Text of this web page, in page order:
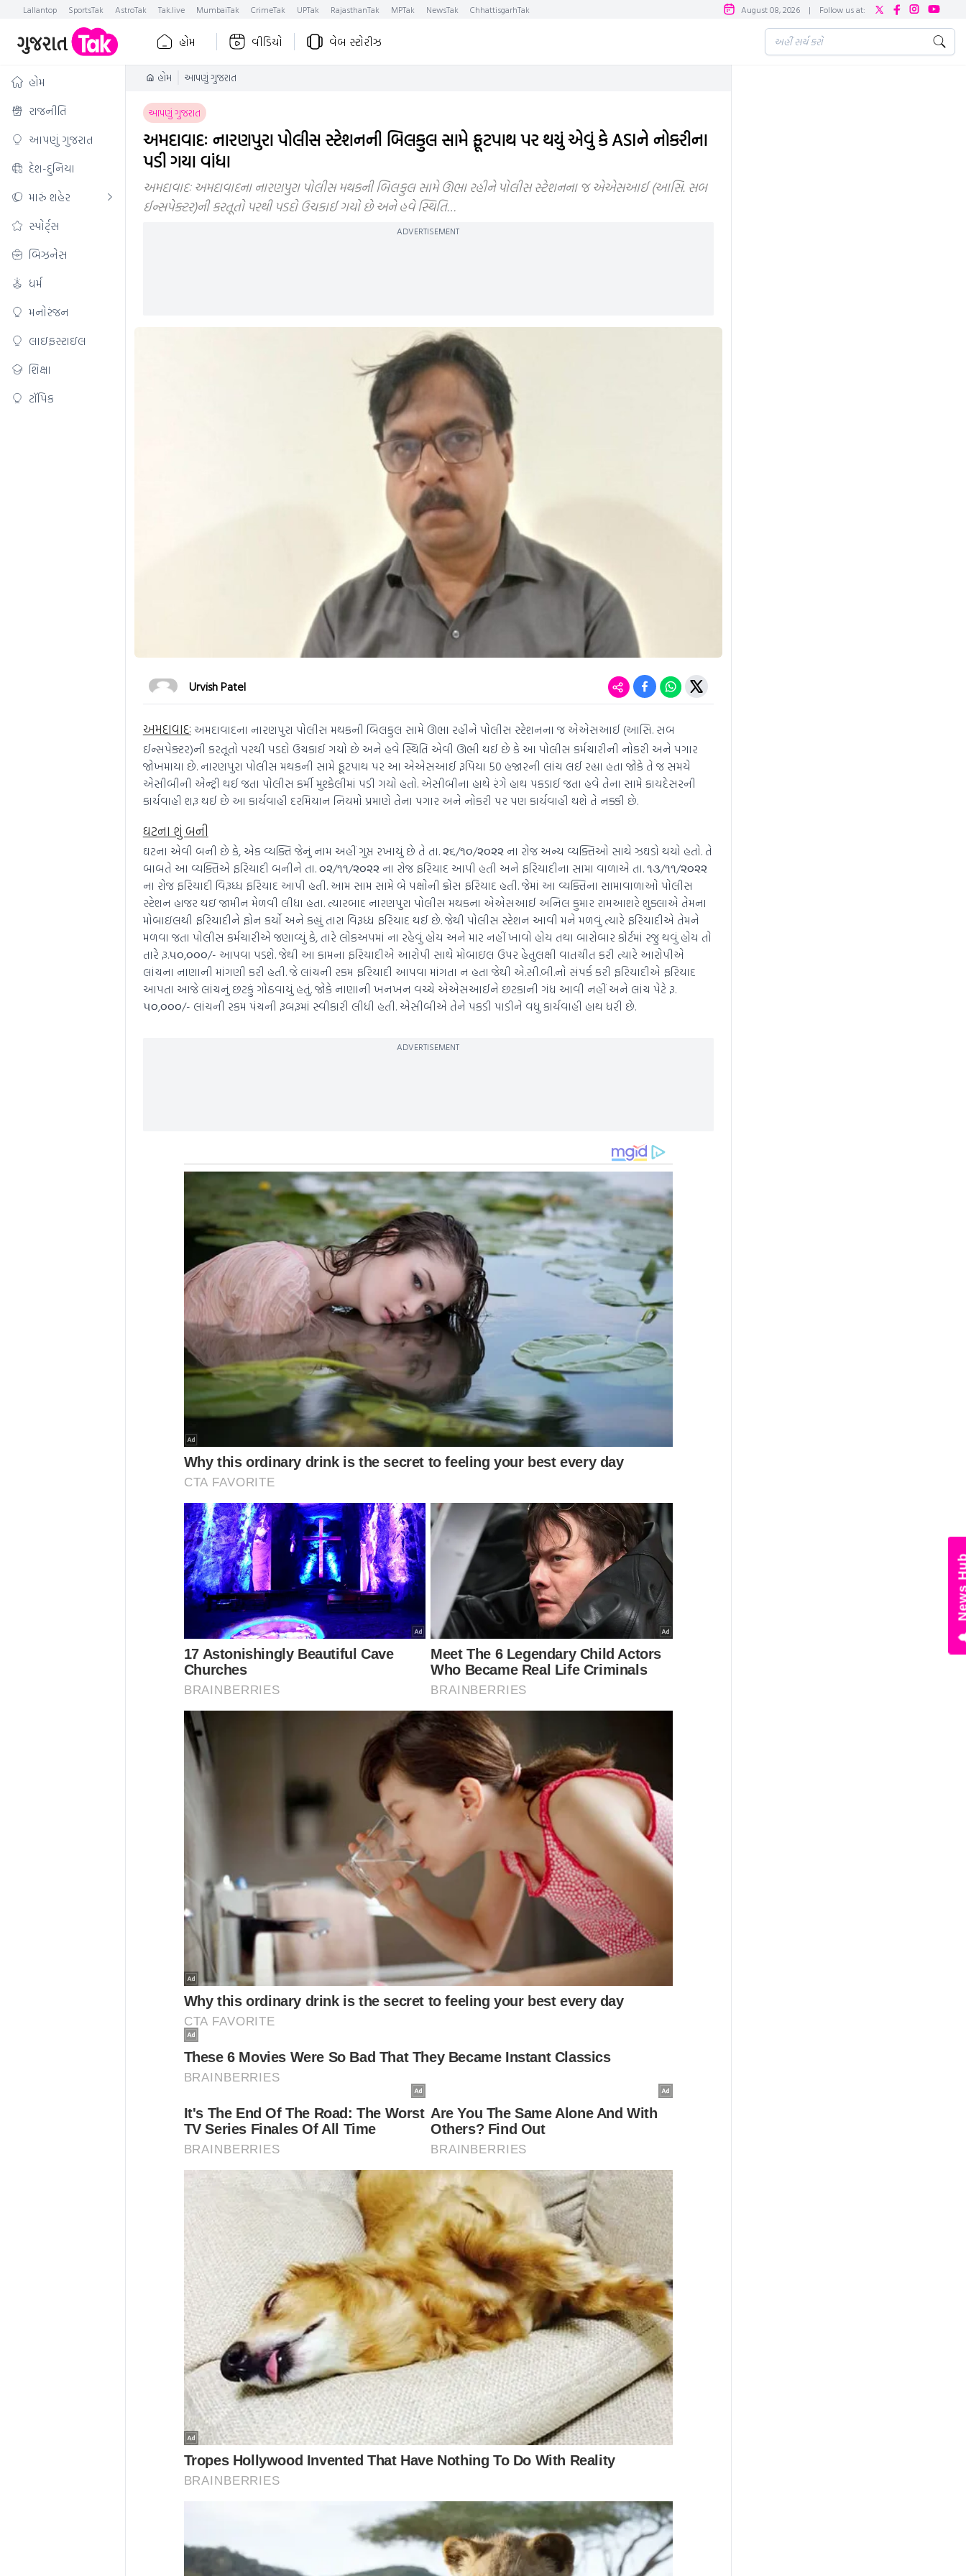
Lallantop SportsTak AstroTak Tak.live MumbaiTak CrimeTak UPTak RajasthanTak MPTak NewsTak ChhattisgarhTak August 08, 2026 | Follow us at:
હોમ વીડિયો વેબ સ્ટોરીઝ
હોમ
રાજનીતિ
આપણું ગુજરાત
દેશ-દુનિયા
મારું શહેર
સ્પોર્ટ્સ
બિઝનેસ
ધર્મ
મનોરંજન
લાઇફસ્ટાઇલ
શિક્ષા
ટૉપિક
હોમ આપણું ગુજરાત
આપણું ગુજરાત
અમદાવાદઃ નારણપુરા પોલીસ સ્ટેશનની બિલકુલ સામે ફૂટપાથ પર થયું એવું કે ASIને નોકરીના
પડી ગયા વાંધા
અમદાવાદઃ અમદાવાદના નારણપુરા પોલીસ મથકની બિલકુલ સામે ઊભા રહીને પોલીસ સ્ટેશનના જ એએસઆઈ (આસિ. સબ
ઈન્સપેક્ટર)ની કરતૂતો પરથી પડદો ઉચકાઈ ગયો છે અને હવે સ્થિતિ…
ADVERTISEMENT
Urvish Patel
અમદાવાદઃ અમદાવાદના નારણપુરા પોલીસ મથકની બિલકુલ સામે ઊભા રહીને પોલીસ સ્ટેશનના જ એએસઆઈ (આસિ. સબ
ઈન્સપેક્ટર)ની કરતૂતો પરથી પડદો ઉચકાઈ ગયો છે અને હવે સ્થિતિ એવી ઊભી થઈ છે કે આ પોલીસ કર્મચારીની નોકરી અને પગાર
જોખમાયા છે. નારણપુરા પોલીસ મથકની સામે ફૂટપાથ પર આ એએસઆઈ રૂપિયા 50 હજારની લાંચ લઈ રહ્યા હતા જોકે તે જ સમયે
એસીબીની એન્ટ્રી થઈ જતા પોલીસ કર્મી મુશ્કેલીમાં પડી ગયો હતો. એસીબીના હાથે રંગે હાથ પકડાઈ જતા હવે તેના સામે કાયદેસરની
કાર્યવાહી શરૂ થઈ છે આ કાર્યવાહી દરમિયાન નિયમો પ્રમાણે તેના પગાર અને નોકરી પર પણ કાર્યવાહી થશે તે નક્કી છે.
ઘટના શું બની
ઘટના એવી બની છે કે, એક વ્યક્તિ જેનું નામ અહીં ગુપ્ત રખાયું છે તે તા. ૨૬/૧૦/૨૦૨૨ ના રોજ અન્ય વ્યક્તિઓ સાથે ઝઘડો થયો હતો. તે
બાબતે આ વ્યક્તિએ ફરિયાદી બનીને તા. ૦૨/૧૧/૨૦૨૨ ના રોજ ફરિયાદ આપી હતી અને ફરિયાદીના સામા વાળાએ તા. ૧૩/૧૧/૨૦૨૨
ના રોજ ફરિયાદી વિરૂધ્ધ ફરિયાદ આપી હતી. આમ સામ સામે બે પક્ષોની ક્રોસ ફરિયાદ હતી. જેમાં આ વ્યક્તિના સામાવાળાઓ પોલીસ
સ્ટેશન હાજર થઇ જામીન મેળવી લીધા હતા. ત્યારબાદ નારણપુરા પોલીસ મથકના એએસઆઈ અનિલ કુમાર રામઆશરે શુક્લાએ તેમના
મોબાઇલથી ફરિયાદીને ફોન કર્યો અને કહ્યું તારા વિરૂધ્ધ ફરિયાદ થઈ છે. જેથી પોલીસ સ્ટેશન આવી મને મળવું ત્યારે ફરિયાદીએ તેમને
મળવા જતા પોલીસ કર્મચારીએ જણાવ્યું કે, તારે લોકઅપમાં ના રહેવું હોય અને માર નહીં ખાવો હોય તથા બારોબાર કોર્ટમાં રજુ થવું હોય તો
તારે રૂ.૫૦,૦૦૦/- આપવા પડશે. જેથી આ કામના ફરિયાદીએ આરોપી સાથે મોબાઇલ ઉપર હેતુલક્ષી વાતચીત કરી ત્યારે આરોપીએ
લાંચના નાણાની માંગણી કરી હતી. જે લાંચની રકમ ફરિયાદી આપવા માંગતા ન હતા જેથી એ.સી.બી.નો સંપર્ક કરી ફરિયાદીએ ફરિયાદ
આપતા આજે લાંચનું છટકું ગોઠવાયું હતું. જોકે નાણાની ખનખન વચ્ચે એએસઆઈને છટકાની ગંધ આવી નહીં અને લાંચ પેટે રૂ.
૫૦,૦૦૦/- લાંચની રકમ પંચની રૂબરૂમાં સ્વીકારી લીધી હતી. એસીબીએ તેને પકડી પાડીને વધુ કાર્યવાહી હાથ ધરી છે.
ADVERTISEMENT